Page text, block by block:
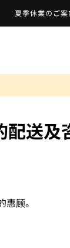
夏季休業のご
配送及
顾。